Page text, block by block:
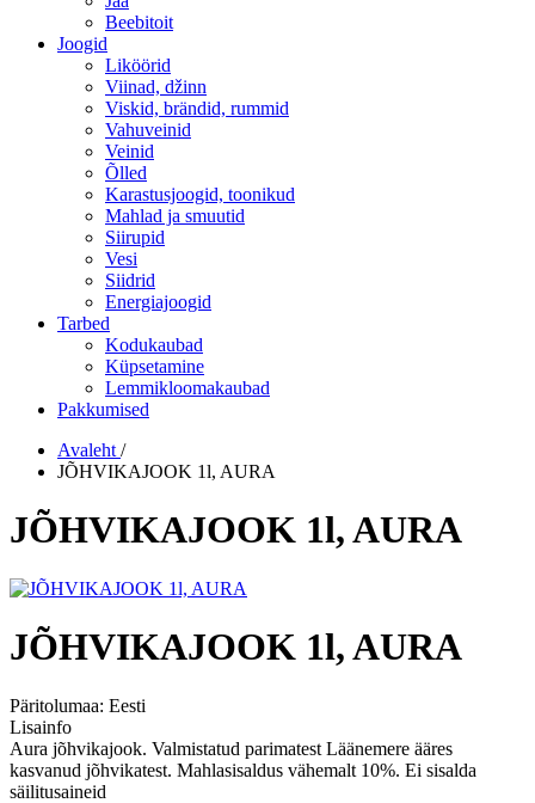
Beebitoit
Joogid
Liköörid
Viinad, džinn
Viskid, brändid, rummid
Vahuveinid
Veinid
Õlled
Karastusjoogid, toonikud
Mahlad ja smuutid
Siirupid
Vesi
Siidrid
Energiajoogid
Tarbed
Kodukaubad
Küpsetamine
Lemmikloomakaubad
Pakkumised
Avaleht /
JÕHVIKAJOOK 1l, AURA
JÕHVIKAJOOK 1l, AURA
JÕHVIKAJOOK 1l, AURA
Päritolumaa: Eesti
Lisainfo
Aura jõhvikajook. Valmistatud parimatest Läänemere ääres
kasvanud jõhvikatest. Mahlasisaldus vähemalt 10%. Ei sisalda
säilitusaineid